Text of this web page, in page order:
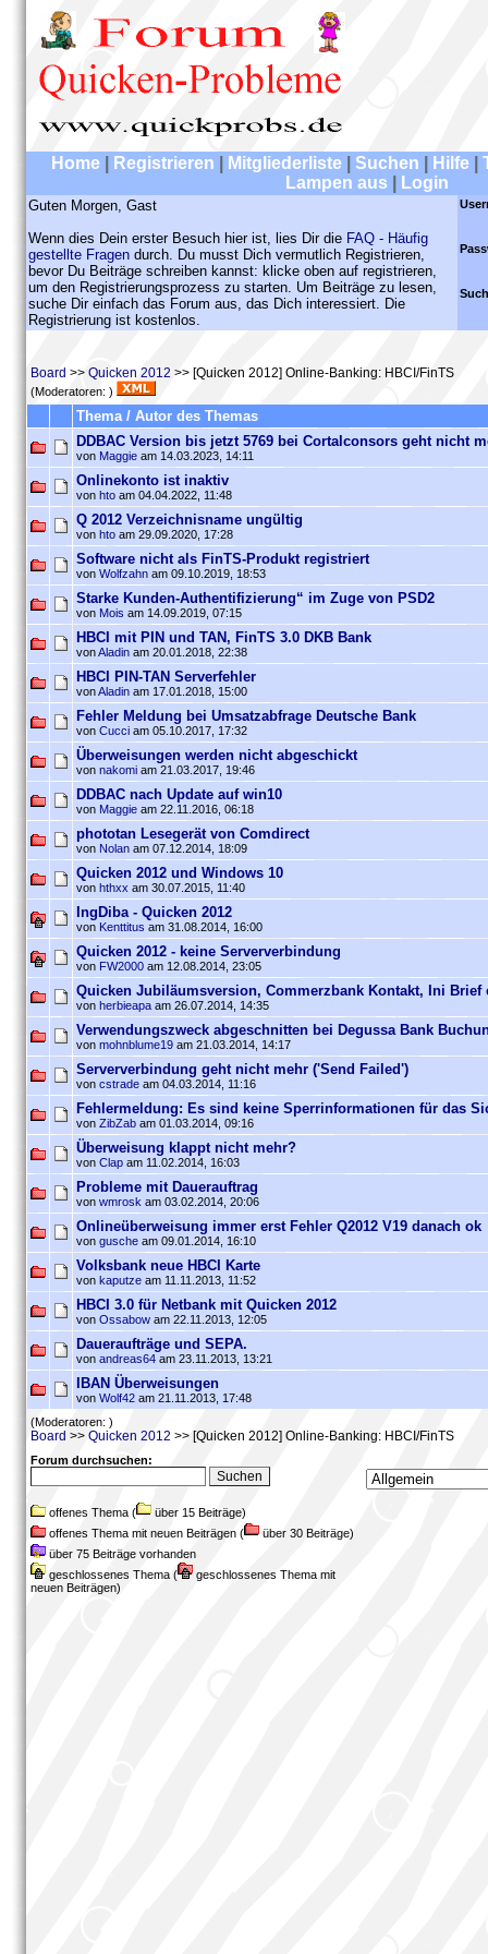
Home Registrieren Mitgliederliste Suchen Hilfe
Lampen aus
Login
Guten Morgen, Gast
Wenn dies Dein erster Besuch hier ist, lies Dir die FAQ - Häufig
gestellte Fragen durch. Du musst Dich vermutlich Registrieren,
bevor Du Beiträge schreiben kannst: klicke oben auf registrieren,
um den Registrierungsprozess zu starten. Um Beiträge zu lesen,
suche Dir einfach das Forum aus, das Dich interessiert. Die
Registrierung ist kostenlos.
Board >> Quicken 2012 >> [Quicken 2012] Online-Banking: HBCI/FinTS
(Moderatoren: )
Thema / Autor des Themas
DDBAC Version bis jetzt 5769 bei Cortalconsors geht nicht
von Maggie am 14.03.2023, 14:11
Onlinekonto ist inaktiv
von hto am 04.04.2022, 11:48
Q 2012 Verzeichnisname ungültig
von hto am 29.09.2020, 17:28
Software nicht als FinTS-Produkt registriert
von Wolfzahn am 09.10.2019, 18:53
Starke Kunden-Authentifizierung“ im Zuge von PSD2
von Mois am 14.09.2019, 07:15
HBCI mit PIN und TAN, FinTS 3.0 DKB Bank
vonAladin am 20.01.2018, 22:38
HBCI PIN-TAN Serverfehler
vonAladin am 17.01.2018, 15:00
Fehler Meldung bei Umsatzabfrage Deutsche Bank
von Cucci am 05.10.2017, 17:32
Überweisungen werden nicht abgeschickt
von nakomi am 21.03.2017, 19:46
DDBAC nach Update auf win10
von Maggie am 22.11.2016, 06:18
phototan Lesegerät von Comdirect
von Nolan am 07.12.2014, 18:09
Quicken 2012 und Windows 10
von hthxx am 30.07.2015, 11:40
IngDiba - Quicken 2012
von Kenttitus am 31.08.2014, 16:00
Quicken 2012 - keine Serververbindung
von FW2000 am 12.08.2014, 23:05
Quicken Jubiläumsversion, Commerzbank Kontakt, Ini Brief
von herbieapa am 26.07.2014, 14:35
Verwendungszweck abgeschnitten bei Degussa Bank
von mohnblume19 am 21.03.2014, 14:17
Serververbindung geht nicht mehr ('Send Failed')
von cstrade am 04.03.2014, 11:16
Fehlermeldung: Es sind keine Sperrinformationen für das
von ZibZab am 01.03.2014, 09:16
Überweisung klappt nicht mehr?
von Clap am 11.02.2014, 16:03
Probleme mit Dauerauftrag
von wmrosk am 03.02.2014, 20:06
Onlineüberweisung immer erst Fehler Q2012 V19 danach ok
von gusche am 09.01.2014, 16:10
Volksbank neue HBCI Karte
von kaputze am 11.11.2013, 11:52
HBCI 3.0 für Netbank mit Quicken 2012
von Ossabow am 22.11.2013, 12:05
Daueraufträge und SEPA.
von andreas64 am 23.11.2013, 13:21
IBAN Überweisungen
von Wolf42 am 21.11.2013, 17:48
(Moderatoren: )
Board >> Quicken 2012 >> [Quicken 2012] Online-Banking: HBCI/FinTS
Forum durchsuchen:
offenes Thema (
über 15 Beiträge)
offenes Thema mit neuen Beiträgen (
über 30 Beiträge)
über 75 Beiträge vorhanden
geschlossenes Thema (
geschlossenes Thema mit
neuen Beiträgen)